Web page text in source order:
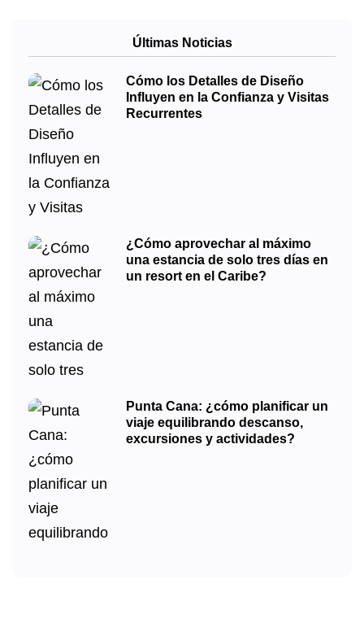
Últimas Noticias
Cómo los Detalles de Diseño
Influyen en la Confianza y Visitas
Recurrentes
¿Cómo aprovechar al máximo
una estancia de solo tres días en
un resort en el Caribe?
Punta Cana: ¿cómo planificar un
viaje equilibrando descanso,
excursiones y actividades?